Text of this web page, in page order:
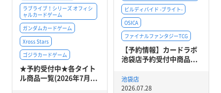
ビルディバイド -ブライト-
OSICA
ファイナルファンタジーTCG
【予約情報】カードラボ
池袋店予約受付中商品...
池袋店
2026.07.28
ラブライブ！シリーズ オフィシ
ャルカードゲーム
ガンダムカードゲーム
Xross Stars
ゴジラカードゲーム
★予約受付中★各タイト
ル商品一覧(2026年7月...